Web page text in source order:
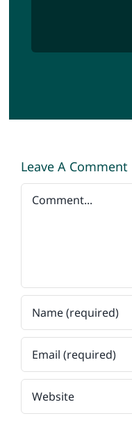
Leave A Comment
Comment